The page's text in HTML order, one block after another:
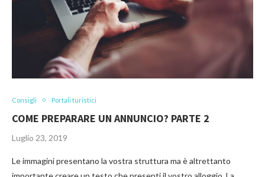
Consigli Portali turistici
COME PREPARARE UN ANNUNCIO? PARTE 2
Luglio 23, 2019
Le immagini presentano la vostra struttura ma è altrettanto